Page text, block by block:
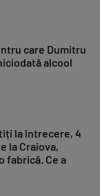
care Dumitru
alcool
la întrecere, 4
la Craiova,
fabrică. Ce a